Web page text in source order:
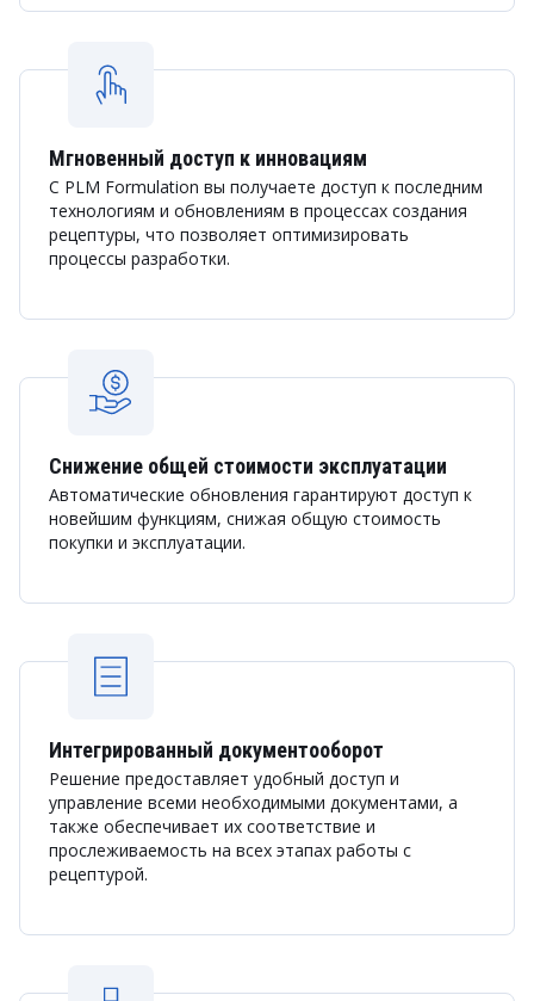
Мгновенный доступ к инновациям
С PLM Formulation вы получаете доступ к последним
технологиям и обновлениям в процессах создания
рецептуры, что позволяет оптимизировать
процессы разработки.
Снижение общей стоимости эксплуатации
Автоматические обновления гарантируют доступ к
новейшим функциям, снижая общую стоимость
покупки и эксплуатации.
Интегрированный документооборот
Решение предоставляет удобный доступ и
управление всеми необходимыми документами, а
также обеспечивает их соответствие и
прослеживаемость на всех этапах работы с
рецептурой.